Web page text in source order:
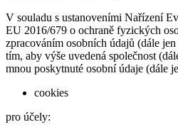
V souladu s ustanoveními Nařízení
EU 2016/679 o ochraně fyzických
zpracováním osobních údajů (dále
tím, aby výše uvedená společnost
mnou poskytnuté osobní údaje (dále
cookies
pro účely: